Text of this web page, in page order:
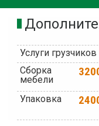
Услуги грузчиков
Сборка
мебели
Упаковка